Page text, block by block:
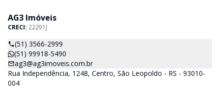
AG3 Imóveis
CRECI: 22291J
(51) 3566-2999
(51) 99918-5490
ag3@ag3imoveis.com.br
Rua Independência, 1248, Centro, São Leopoldo - RS - 93010-
004